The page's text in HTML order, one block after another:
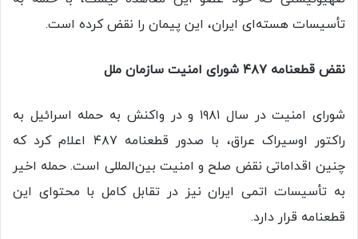
تأسیسات هسته‌ای ایران، این پیمان را نقض کرده است.
نقض قطعنامه ۴۸۷ شورای امنیت سازمان ملل
شورای امنیت در سال ۱۹۸۱ و در واکنش به حمله اسرائیل به
راکتور اوسیراک عراق، با صدور قطعنامه ۴۸۷ اعلام کرد که
چنین اقداماتی نقض صلح و امنیت بین‌المللی است. حمله اخیر
به تأسیسات اتمی ایران نیز در تقابل کامل با محتوای این
قطعنامه قرار دارد.